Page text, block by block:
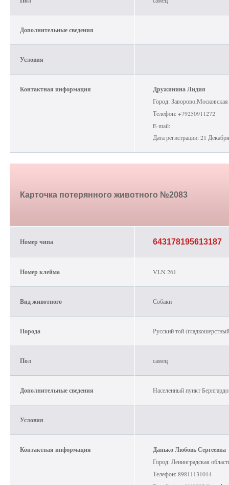
Дополнительные сведения
Условия
Контактная информация Дружинина Лидия
Город: Заворово,Московская
Телефон: +79250911272
E-mail:
Дата регистрации: 21
Карточка потерянного животного №2083
Номер чипа 643178195613187
Номер клейма VLN 261
Вид животного Собаки
Порода Русский той
Пол самец
Дополнительные сведения Населенный пункт
Условия
Контактная информация Данько Любовь Сергеевна
Город: Ленинградская
Телефон: 89811131014